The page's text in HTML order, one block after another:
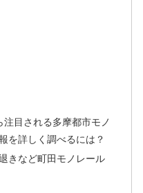
目される多摩都市モノ
を詳しく調べるには？
きなど町田モノレール